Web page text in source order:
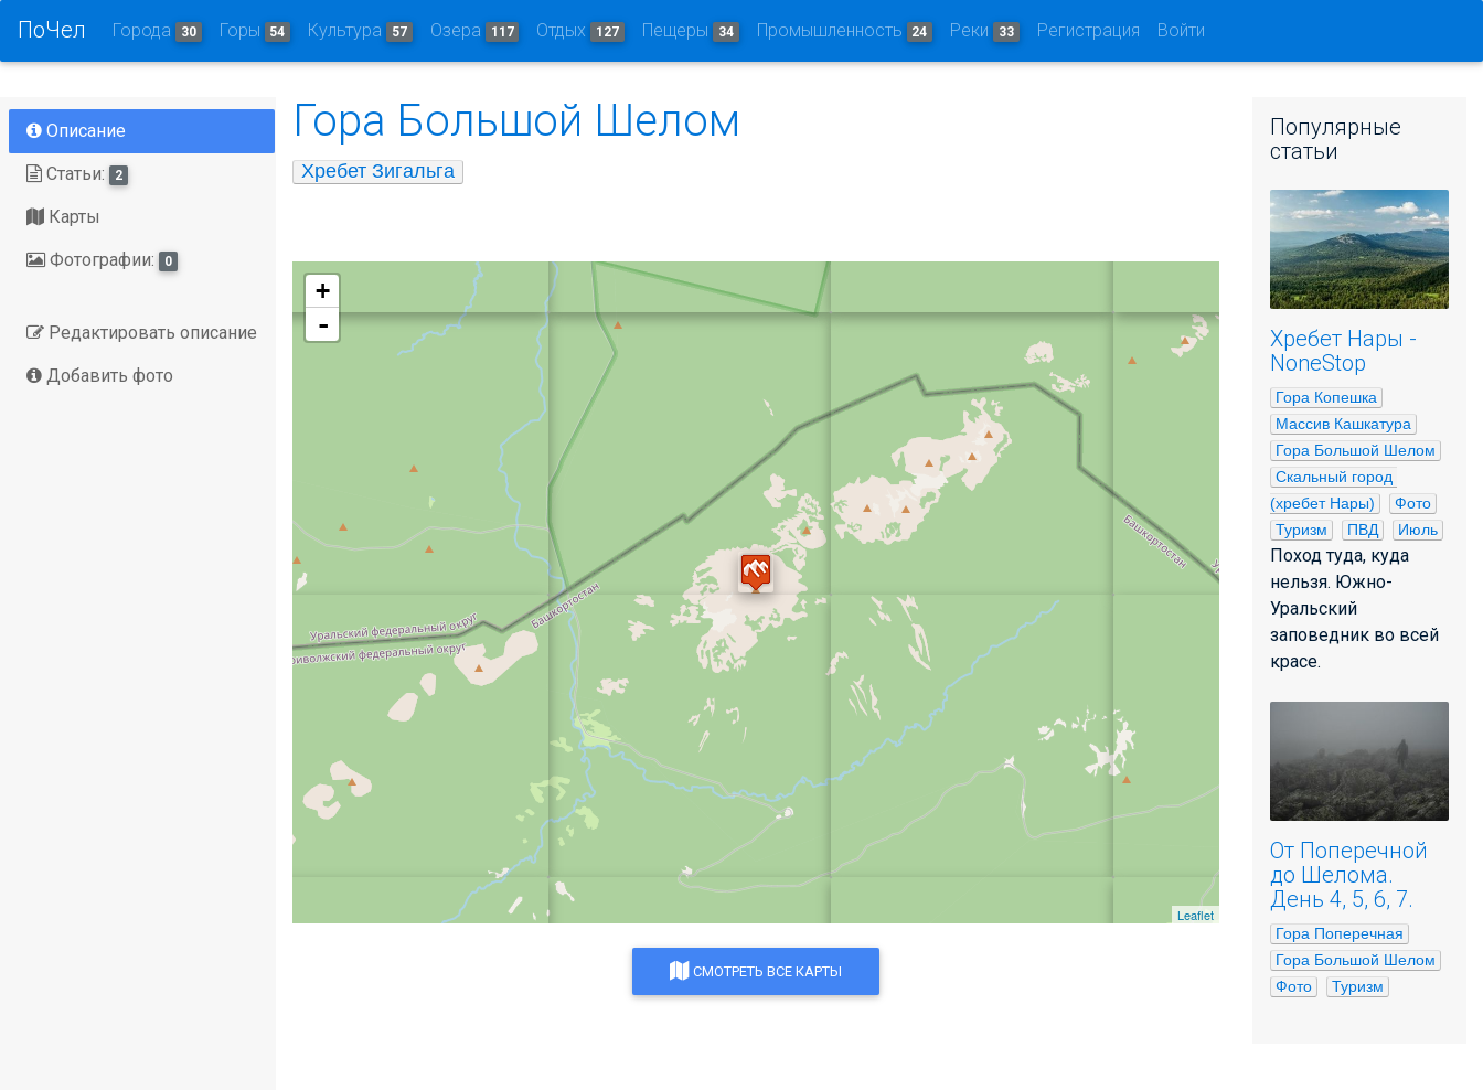
ПоЧел Города 30 Горы 54 Культура 57 Озера 117 Отдых 127 Пещеры 34 Промышленность 24 Реки 33 Регистрация Войти
Описание
Статьи: 2
Карты
Фотографии: 0
Редактировать описание
Добавить фото
Гора Большой Шелом
Хребет Зигальга
+
-
Leaflet
СМОТРЕТЬ ВСЕ КАРТЫ
Популярные
статьи
Хребет Нары -
NoneStop
Гора Копешка
Массив Кашкатура
Гора Большой Шелом
Скальный город
(хребет Нары)
Фото
Туризм
ПВД Июль
Поход туда, куда
нельзя. Южно-
Уральский
заповедник во всей
красе.
От Поперечной
до Шелома.
День 4, 5, 6, 7.
Гора Поперечная
Гора Большой Шелом
Фото
Туризм